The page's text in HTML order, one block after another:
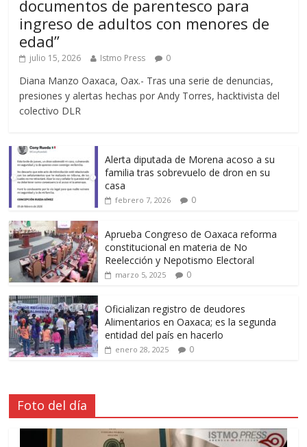
documentos de parentesco para
ingreso de adultos con menores de
edad”
julio 15, 2026 Istmo Press 0
Diana Manzo Oaxaca, Oax.- Tras una serie de denuncias,
presiones y alertas hechas por Andy Torres, hacktivista del
colectivo DLR
Alerta diputada de Morena acoso a su
familia tras sobrevuelo de dron en su
casa
febrero 7, 2026 0
Aprueba Congreso de Oaxaca reforma
constitucional en materia de No
Reelección y Nepotismo Electoral
marzo 5, 2025 0
Oficializan registro de deudores
Alimentarios en Oaxaca; es la segunda
entidad del país en hacerlo
enero 28, 2025 0
Foto del día